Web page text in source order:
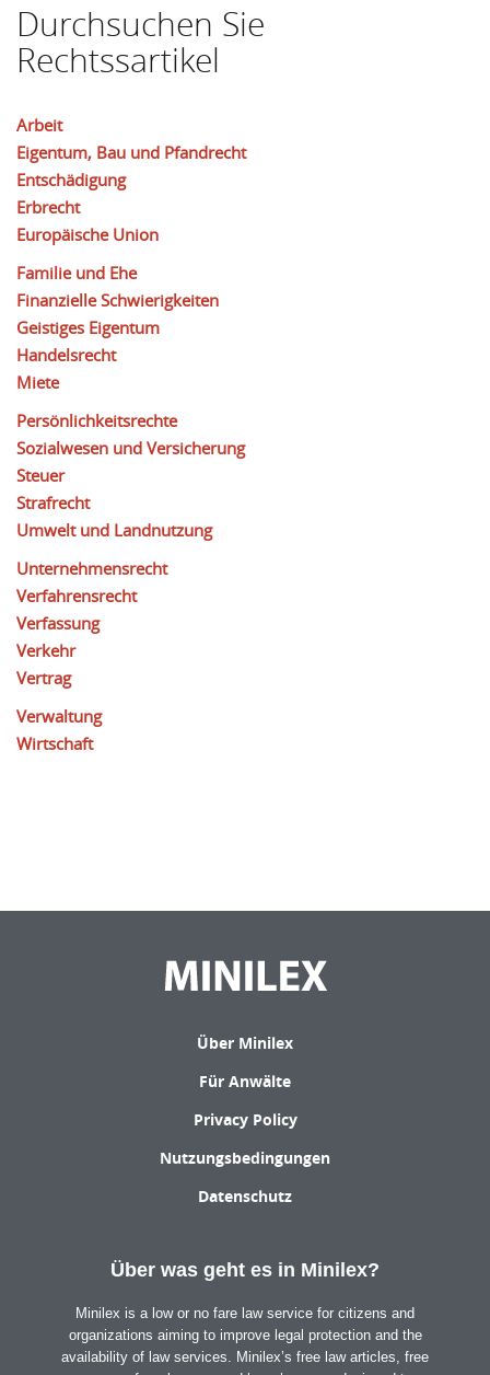
Durchsuchen Sie
Rechtssartikel
Arbeit
Eigentum, Bau und Pfandrecht
Entschädigung
Erbrecht
Europäische Union
Familie und Ehe
Finanzielle Schwierigkeiten
Geistiges Eigentum
Handelsrecht
Miete
Persönlichkeitsrechte
Sozialwesen und Versicherung
Steuer
Strafrecht
Umwelt und Landnutzung
Unternehmensrecht
Verfahrensrecht
Verfassung
Verkehr
Vertrag
Verwaltung
Wirtschaft
Über Minilex
Für Anwälte
Privacy Policy
Nutzungsbedingungen
Datenschutz
Über was geht es in Minilex?
Minilex is a low or no fare law service for citizens and
organizations aiming to improve legal protection and the
availability of law services. Minilex’s free law articles, free